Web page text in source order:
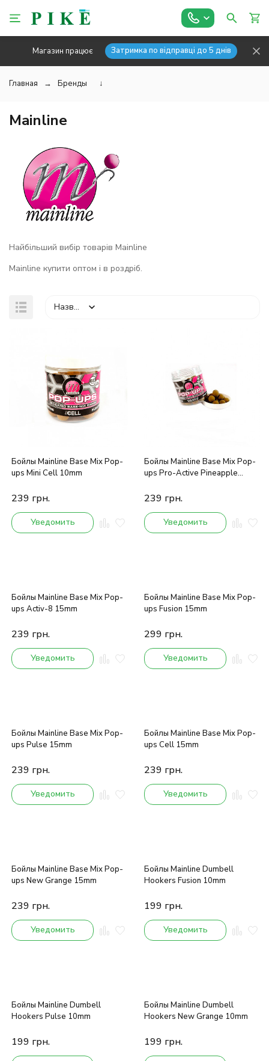
Магазин працює Затримка по відправці до 5 днів
Главная Бренды ↓
Mainline
Найбільший вибір товарів Mainline
Mainline купити оптом і в роздріб.
Назва
Бойлы Mainline Base Mix Pop-
ups Mini Cell 10mm
239 грн.
Уведомить
Бойлы Mainline Base Mix Pop-
ups Pro-Active Pineapple
239 грн.
Уведомить
Бойлы Mainline Base Mix Pop-
ups Activ-8 15mm
239 грн.
Уведомить
Бойлы Mainline Base Mix Pop-
ups Fusion 15mm
299 грн.
Уведомить
Бойлы Mainline Base Mix Pop-
ups Pulse 15mm
239 грн.
Уведомить
Бойлы Mainline Base Mix Pop-
ups Cell 15mm
239 грн.
Уведомить
Бойлы Mainline Base Mix Pop-
ups New Grange 15mm
239 грн.
Уведомить
Бойлы Mainline Dumbell
Hookers Fusion 10mm
199 грн.
Уведомить
Бойлы Mainline Dumbell
Hookers Pulse 10mm
199 грн.
Бойлы Mainline Dumbell
Hookers New Grange 10mm
199 грн.